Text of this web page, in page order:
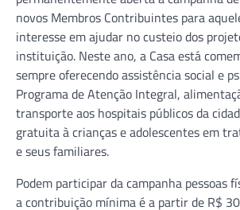
novos Membros Contribuintes para
interesse em ajudar no custeio dos
instituição. Neste ano, a Casa está
sempre oferecendo assistência social e
Programa de Atenção Integral,
transporte aos hospitais públicos da
gratuita à crianças e adolescentes em
e seus familiares.
Podem participar da campanha pessoas
a contribuição mínima é a partir de R$